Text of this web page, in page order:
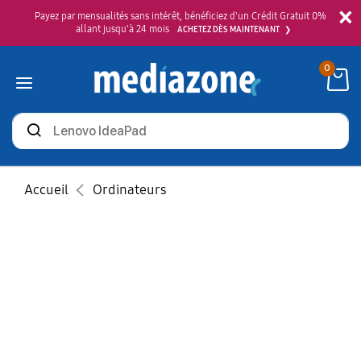
×
Payez par mensualités sans intérêt, bénéficiez d'un Crédit Gratuit 0%
allant jusqu'à 24 mois
ACHETEZ DÈS MAINTENANT
Rechercher
des
produits
0
Accueil Ordinateurs